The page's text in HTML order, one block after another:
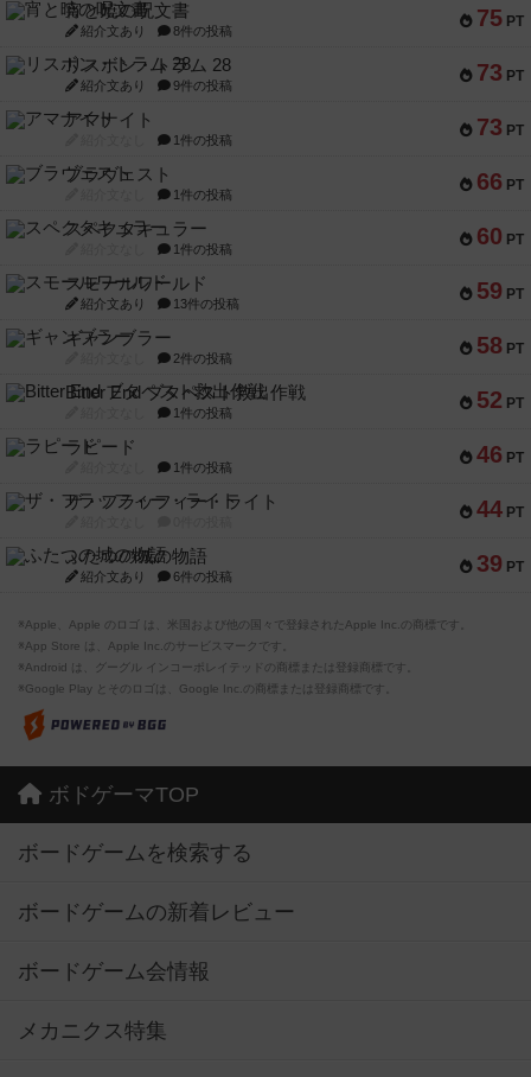
75 PT
宵と暁の呪文書
紹介文あり 8件の投稿
73 PT
リスボン・トラム 28
紹介文あり 9件の投稿
73 PT
アマナイト
1件の投稿
66 PT
ブラヴェスト
1件の投稿
60 PT
スペクタキュラー
1件の投稿
59 PT
スモールワールド
紹介文あり 13件の投稿
58 PT
ギャンブラー
2件の投稿
52 PT
Bitter End ブタペスト救出作戦
1件の投稿
46 PT
ラピード
1件の投稿
44 PT
ザ・フラッフィー・ライト
39 PT
ふたつの城の物語
紹介文あり 6件の投稿
※Apple、Apple のロゴ は、米国および他の国々で登録されたApple Inc.の商標です。
※App Store は、Apple Inc.のサービスマークです。
※Android は、グーグル インコーポレイテッドの商標または登録商標です。
※Google Play とそのロゴは、Google Inc.の商標または登録商標です。
ボドゲーマTOP
ボードゲームを検索する
ボードゲームの新着レビュー
ボードゲーム会情報
メカニクス特集